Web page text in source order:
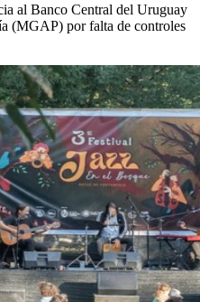
al Banco Central del Uruguay
(MGAP) por falta de controles